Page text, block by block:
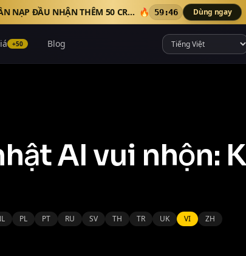
LẦN NẠP ĐẦU NHẬN THÊM 50 CREDITS 🔥 59:44 Dùng ngay
+50 Blog
AI vui nhộn:
PL PT RU SV TH TR UK VI ZH